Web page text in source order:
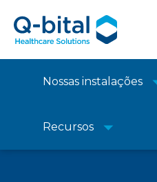
Nossas instalações
Recursos
Lar > Nossos serviços